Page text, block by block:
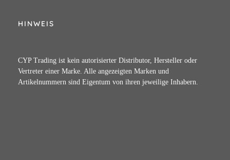
HINWEIS
CYP Trading ist kein autorisierter Distributor, Hersteller oder
Vertreter einer Marke. Alle angezeigten Marken und
Artikelnummern sind Eigentum von ihren jeweilige Inhabern.